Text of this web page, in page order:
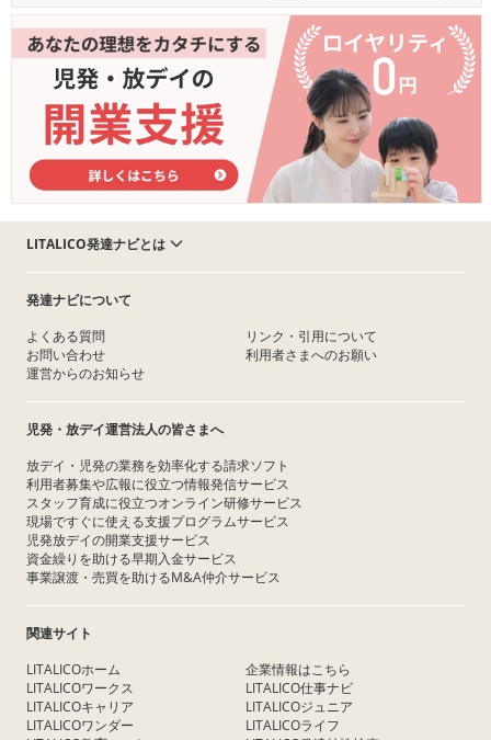
LITALICO発達ナビとは
発達ナビについて
よくある質問
お問い合わせ
運営からのお知らせ
リンク・引用について
利用者さまへのお願い
児発・放デイ運営法人の皆さまへ
放デイ・児発の業務を効率化する請求ソフト
利用者募集や広報に役立つ情報発信サービス
スタッフ育成に役立つオンライン研修サービス
現場ですぐに使える支援プログラムサービス
児発放デイの開業支援サービス
資金繰りを助ける早期入金サービス
事業譲渡・売買を助けるM&A仲介サービス
関連サイト
LITALICOホーム
LITALICOワークス
LITALICOキャリア
LITALICOワンダー
企業情報はこちら
LITALICO仕事ナビ
LITALICOジュニア
LITALICOライフ